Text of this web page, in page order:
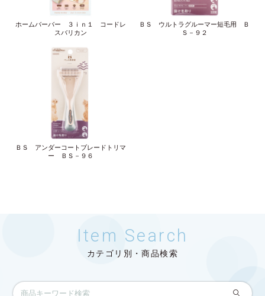
ホームバーバー ３ｉｎ１ コードレ
スバリカン
ＢＳ ウルトラグルーマー短毛用 Ｂ
Ｓ－９２
ＢＳ アンダーコートブレードトリマ
ー ＢＳ－９６
Item Search
カテゴリ別・商品検索